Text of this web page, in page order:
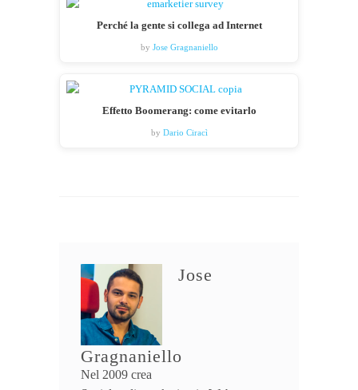
Perché la gente si collega ad Internet
by Jose Gragnaniello
Effetto Boomerang: come evitarlo
by Dario Ciracì
Jose
Gragnaniello
Nel 2009 crea